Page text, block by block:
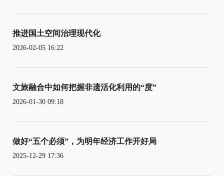
推进国土空间治理现代化
2026-02-05 16:22
文旅融合中如何把握非遗活化利用的“度”
2026-01-30 09:18
做好“五个必须”，为明年经济工作开好局
2025-12-29 17:36